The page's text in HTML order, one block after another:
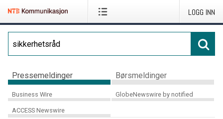
LOGG INN
Pressemeldinger Børsmeldinger
Business Wire GlobeNewswire by notified
ACCESS Newswire